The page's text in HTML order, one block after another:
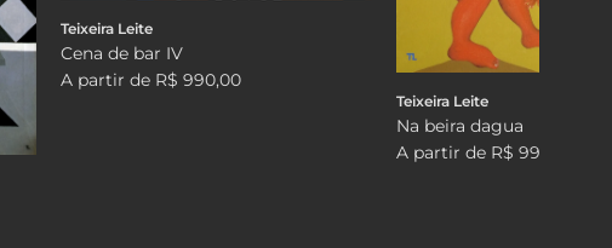
Teixeira Leite
Cena de bar IV
A partir de R$ 990,00
Teixeira Leite
Na beira dagua
A partir de R$ 990,00